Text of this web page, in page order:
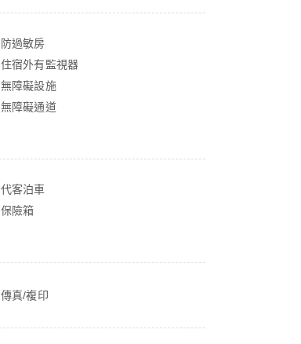
防過敏房
住宿外有監視器
無障礙設施
無障礙通道
代客泊車
保險箱
傳真/複印